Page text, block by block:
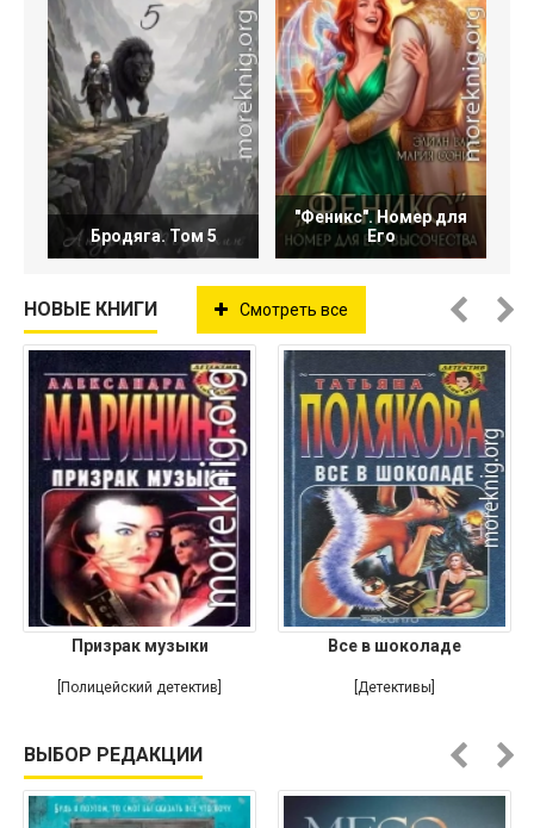
Бродяга. Том 5
"Феникс". Номер для
Его
НОВЫЕ КНИГИ Смотреть все
Призрак музыки
[Полицейский детектив]
Все в шоколаде
[Детективы]
ВЫБОР РЕДАКЦИИ